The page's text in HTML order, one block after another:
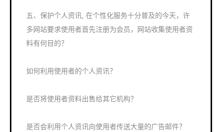
五、保护个人资讯, 在个性化服务十分普及的今天，许
多网站要求使用者首先注册为会员，网站收集使用者资
料有何目的？
如何利用使用者的个人资讯？
是否将使用者资料出售给其它机构？
是否会利用个人资讯向使用者传送大量的广告邮件？